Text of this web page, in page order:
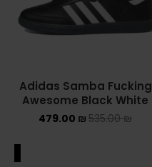
Adidas Samba Fucking
Awesome Black White
535.00₪
479.00 ₪